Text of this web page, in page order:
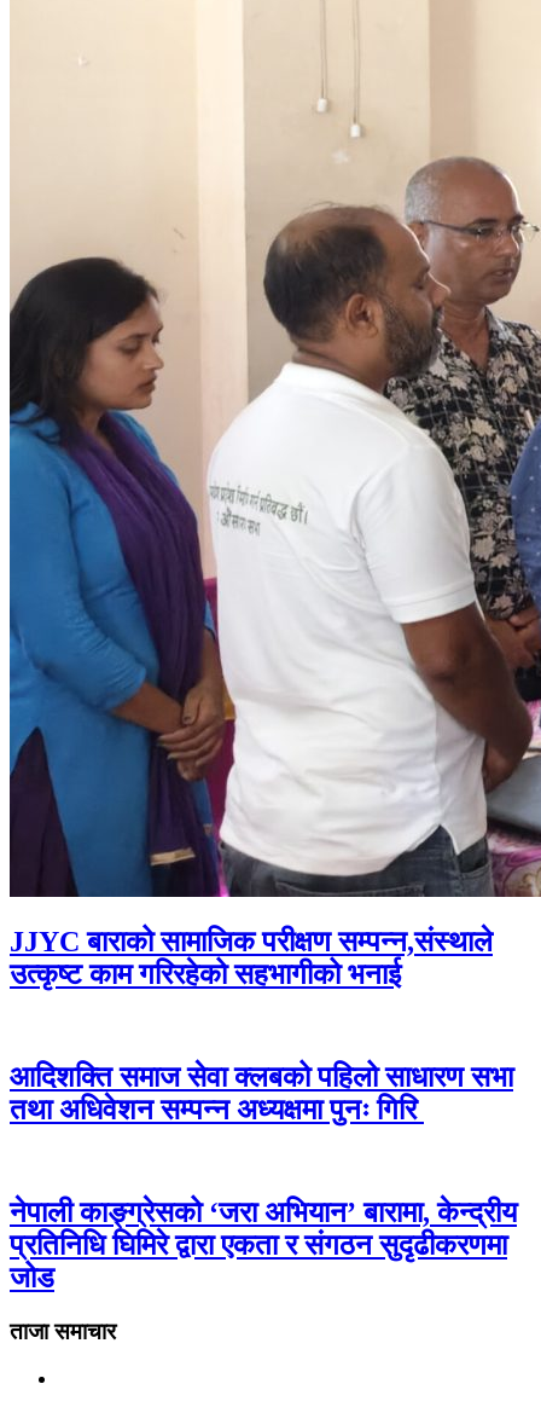
JJYC बाराको सामाजिक परीक्षण सम्पन्न,संस्थाले
उत्कृष्ट काम गरिरहेको सहभागीको भनाई
आदिशक्ति समाज सेवा क्लबको पहिलो साधारण सभा
तथा अधिवेशन सम्पन्न अध्यक्षमा पुनः गिरि
नेपाली काङ्ग्रेसको ‘जरा अभियान’ बारामा, केन्द्रीय
प्रतिनिधि घिमिरे द्वारा एकता र संगठन सुदृढीकरणमा
जोड
ताजा समाचार